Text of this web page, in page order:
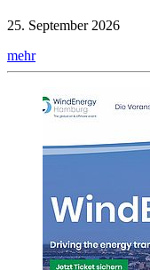
25. September 2026
mehr